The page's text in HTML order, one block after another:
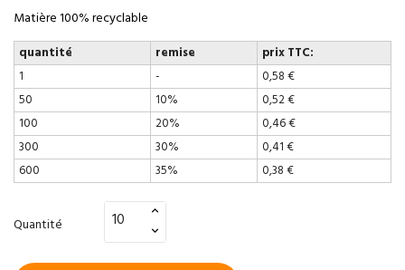
Matière 100% recyclable
quantité remise
prix TTC:
1
-
0,58 €
50
10%
0,52 €
100
20%
0,46 €
300
30%
0,41 €
600
35% 0,38 €
Quantité